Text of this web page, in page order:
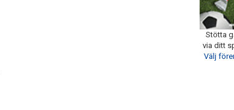
Stötta
via ditt
Välj